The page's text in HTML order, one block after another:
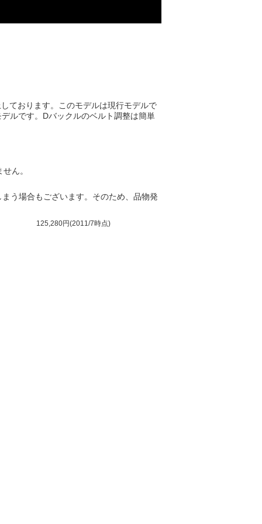
ております。このモデルは現行モデルで
ルです。Dバックルのベルト調整は簡単
ん。
う場合もございます。そのため、品物発
時点)